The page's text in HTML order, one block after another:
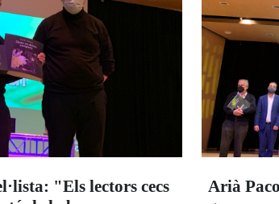
"Els lectors cecs
Arià